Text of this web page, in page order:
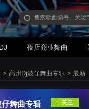
夜店商业舞曲
> 高州Dj波仔舞曲专辑 > 最新
舞曲专辑